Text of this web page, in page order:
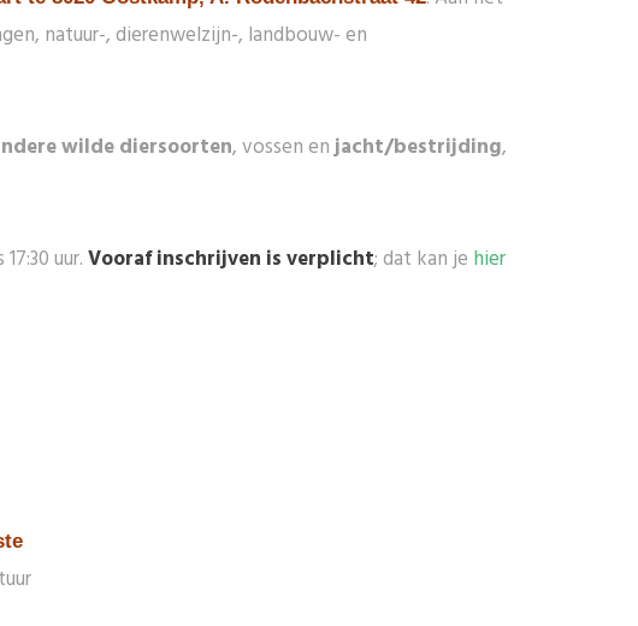
natuur-, dierenwelzijn-, landbouw- en
wilde diersoorten, vossen enjacht/bestrijding,
uur.Vooraf inschrijven is verplicht; dat kan je hier